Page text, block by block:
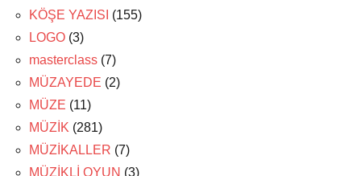
KÖŞE YAZISI (155)
LOGO (3)
masterclass (7)
MÜZAYEDE (2)
MÜZE (11)
MÜZİK (281)
MÜZİKALLER (7)
MÜZİKLİ OYUN (3)